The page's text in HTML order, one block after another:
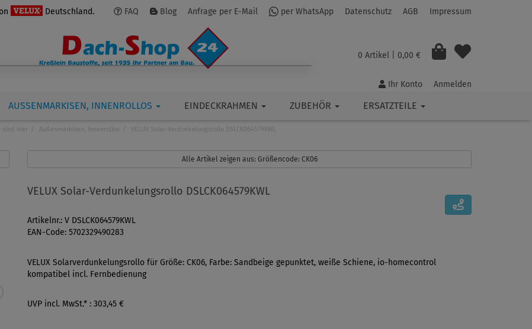
Deutschland. FAQ Blog Anfrage per E-Mail per WhatsApp Datenschutz AGB Impressum
0 Artikel | 0,00 €
Ihr Konto Anmelden
AUSSENMARKISEN, INNENROLLOS EINDECKRAHMEN ZUBEHÖR ERSATZTEILE
sind hier Außenmarkisen, Innenrollos VELUX Solar-Verdunkelungsrollo DSLCK064579KWL
Alle Artikel zeigen aus: Größencode: CK06
VELUX Solar-Verdunkelungsrollo DSLCK064579KWL
Artikelnr.: V DSLCK064579KWL
EAN-Code: 5702329490283
VELUX Solarverdunkelungsrollo für Größe: CK06, Farbe: Sandbeige gepunktet, weiße Schiene, io-homecontrol
kompatibel incl. Fernbedienung
UVP incl. MwSt.* : 303,45 €